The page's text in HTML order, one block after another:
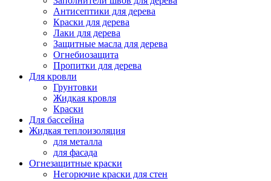
Антисептики для дерева
Краски для дерева
Лаки для дерева
Защитные масла для дерева
Огнебиозащита
Пропитки для дерева
Для кровли
Грунтовки
Жидкая кровля
Краски
Для бассейна
Жидкая теплоизоляция
для металла
для фасада
Огнезащитные краски
Негорючие краски для стен